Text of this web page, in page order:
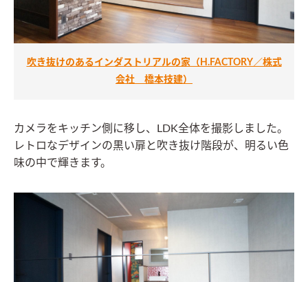
吹き抜けのあるインダストリアルの家（H.FACTORY／株式
会社 橋本技建）
カメラをキッチン側に移し、LDK全体を撮影しました。
レトロなデザインの黒い扉と吹き抜け階段が、明るい色
味の中で輝きます。